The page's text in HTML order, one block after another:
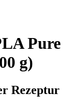
Pure
g)
Rezeptur